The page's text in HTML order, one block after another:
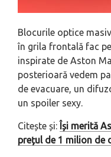
Blocurile optice
în grila frontală fac
inspirate de Aston
posterioară vedem
de evacuare, un
un spoiler sexy.
Citește și: Își merită
prețul de 1 milion de